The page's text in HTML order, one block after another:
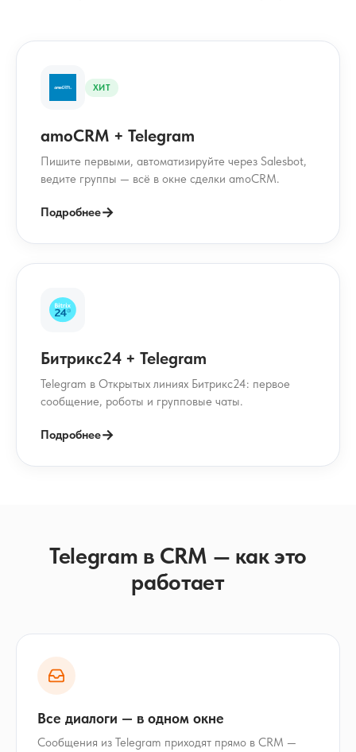
ХИТ
amoCRM + Telegram
Пишите первыми, автоматизируйте через Salesbot,
ведите группы — всё в окне сделки amoCRM.
Подробнее→
Битрикс24 + Telegram
Telegram в Открытых линиях Битрикс24: первое
сообщение, роботы и групповые чаты.
Подробнее→
Telegram в CRM — как это
работает
Все диалоги — в одном окне
Сообщения из Telegram приходят прямо в CRM —